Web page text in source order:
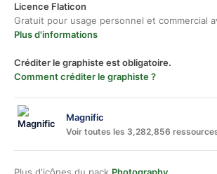
Licence Flaticon
Gratuit pour usage personnel et commercial
Plus d'informations
Créditer le graphiste est obligatoire.
Comment créditer le graphiste ?
Magnific
Voir toutes les 3,282,856